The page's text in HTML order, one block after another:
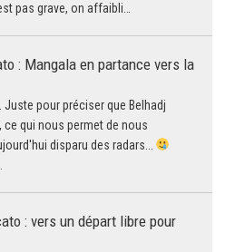
pas grave, on affaibli…
: Mangala en partance vers la
Juste pour préciser que Belhadj
qui nous permet de nous
disparu des radars...
: vers un départ libre pour